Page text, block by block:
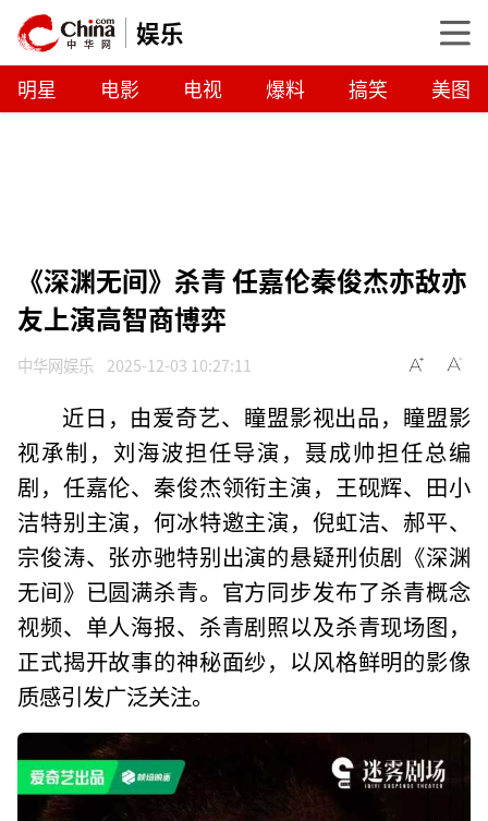
娱乐
明星 电影 电视 爆料 搞笑 美图
《深渊无间》杀青 任嘉伦秦俊杰亦敌亦
友上演高智商博弈
中华网娱乐 2025-12-03 10:27:11
近日，由爱奇艺、瞳盟影视出品，瞳盟影
视承制，刘海波担任导演，聂成帅担任总编
剧，任嘉伦、秦俊杰领衔主演，王砚辉、田小
洁特别主演，何冰特邀主演，倪虹洁、郝平、
宗俊涛、张亦驰特别出演的悬疑刑侦剧《深渊
无间》已圆满杀青。官方同步发布了杀青概念
视频、单人海报、杀青剧照以及杀青现场图，
正式揭开故事的神秘面纱，以风格鲜明的影像
质感引发广泛关注。